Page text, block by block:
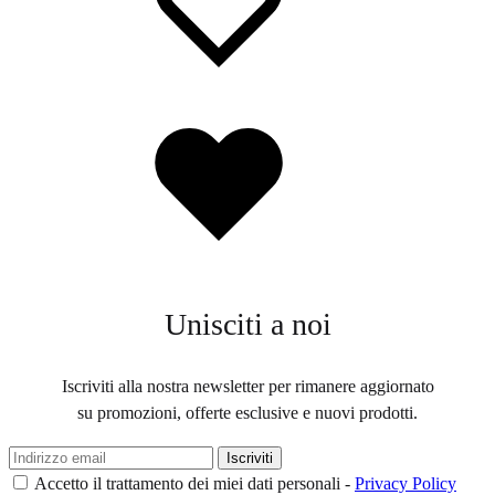
Unisciti a noi
Iscriviti alla nostra newsletter per rimanere aggiornato
su promozioni, offerte esclusive e nuovi prodotti.
Accetto il trattamento dei miei dati personali - Privacy Policy